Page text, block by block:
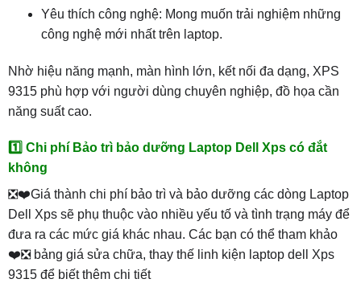
Yêu thích công nghệ: Mong muốn trải nghiệm những
công nghệ mới nhất trên laptop.
Nhờ hiệu năng mạnh, màn hình lớn, kết nối đa dạng, XPS
9315 phù hợp với người dùng chuyên nghiệp, đồ họa cần
năng suất cao.
1️⃣ Chi phí Bảo trì bảo dưỡng Laptop Dell Xps có đắt
không
❎❤️Giá thành chi phí bảo trì và bảo dưỡng các dòng Laptop
Dell Xps sẽ phụ thuộc vào nhiều yếu tố và tình trạng máy để
đưa ra các mức giá khác nhau. Các bạn có thể tham khảo
❤️❎ bảng giá sửa chữa, thay thế linh kiện laptop dell Xps
9315 để biết thêm chi tiết